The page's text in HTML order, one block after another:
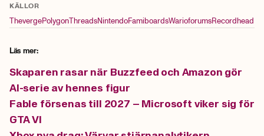
KÄLLOR
ThevergePolygonThreadsNintendoFamiboardsWarioforumsRecordhead
Läs mer:
Skaparen rasar när Buzzfeed och Amazon gör
AI-serie av hennes figur
Fable försenas till 2027 – Microsoft viker sig för
GTA VI